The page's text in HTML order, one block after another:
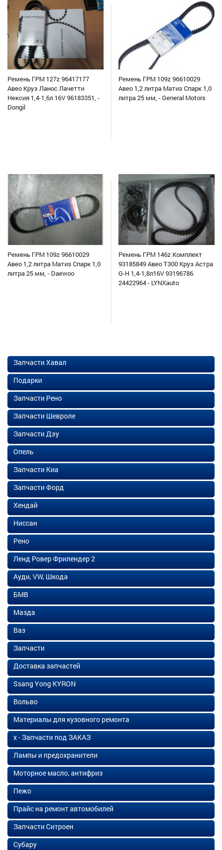
Ремень ГРМ 127z 96417177
Авео Круз Ланос Лачетти
Нексия 1,4-1,6л 16V 96183351, -
Dongil
Ремень ГРМ 109z 96610029
Авео 1,2 литра Матиз Спарк 1,0
литра 25 мм, - General Motors
Ремень ГРМ 109z 96610029
Авео 1,2 литра Матиз Спарк 1,0
литра 25 мм, - Daewoo
Ремень ГРМ 146z Комплект
93185849 Авео Т300 Круз Астра
G-H 1,4-1,8л16V 93196786
24422964 - LYNXauto
Запчасти Хавал
Подарки
Запчасти Рено
Запчасти Шевроле
Запчасти Дэу
Опель
Запчасти Киа
Запчасти Форд
Хендай
Ниссан
Рено
Ленд Ровер Фрилендер 2
Ауди, VW, Шкода
БМВ
Мазда
Ваз
Запчасти
Доставка запчастей
Ssang Yong KYRON
Вольво
Материалы для кузовного ремонта
х - Запчасти под ЗАКАЗ
Лампы и предохранители
Моторное масло, антифриз
Пежо
Прайс на ремонт автомобилей
Запчасти Ситроен
Субару